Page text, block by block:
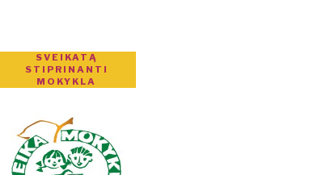
SVEIKATĄ
STIPRINANTI
MOKYKLA